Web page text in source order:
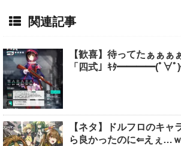
関連記事
【歓喜】待ってたぁぁ
「四式」ｷﾀ━━━━(ﾟ
【ネタ】ドルフロのキャ
ら良かったのに⇐えぇ…ｗ